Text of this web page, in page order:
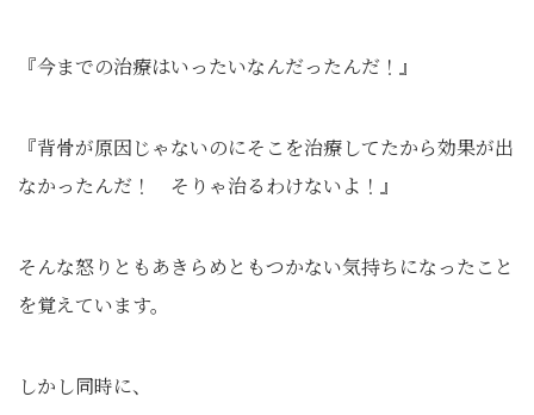
『今までの治療はいったいなんだったんだ！』
『背骨が原因じゃないのにそこを治療してたから効果が出
なかったんだ！ そりゃ治るわけないよ！』
そんな怒りともあきらめともつかない気持ちになったこと
を覚えています。
しかし同時に、